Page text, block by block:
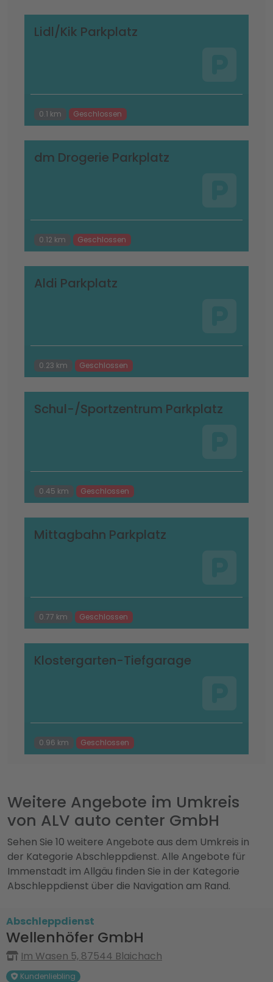
Lidl/Kik Parkplatz
0.1 km Geschlossen
dm Drogerie Parkplatz
0.12 km Geschlossen
Aldi Parkplatz
0.23 km Geschlossen
Schul-/Sportzentrum Parkplatz
0.45 km Geschlossen
Mittagbahn Parkplatz
0.77 km Geschlossen
Klostergarten-Tiefgarage
0.96 km Geschlossen
Weitere Angebote im Umkreis
von ALV auto center GmbH
Sehen Sie 10 weitere Angebote aus dem Umkreis in
der Kategorie Abschleppdienst. Alle Angebote für
Immenstadt im Allgäu finden Sie in der Kategorie
Abschleppdienst über die Navigation am Rand.
Abschleppdienst
Wellenhöfer GmbH
Im Wasen 5, 87544 Blaichach
Kundenliebling